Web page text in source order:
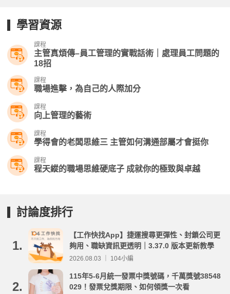
學習資源
課程
主管真煩傳–員工管理的實戰話術｜處理員工問題的
18招
課程
職場進擊，為自己的人際加分
課程
向上管理的藝術
課程
學得會的老闆思維三 主管如何溝通部屬才會挺你
課程
程天縱的職場思維硬底子 成就你的極致與卓越
討論度排行
1.
【工作快找App】捷運搜尋更彈性、封鎖公司更
夠用、職缺資訊更透明｜3.37.0 版本更新教學
2026.08.03 ｜ 104小編
2.
115年5-6月統一發票中獎號碼，千萬獎號38548
029！發票兌獎期限、如何領獎一次看